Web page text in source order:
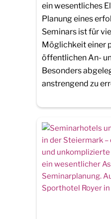
ein wesentliches
Planung eines
Seminars ist für
Möglichkeit einer
öffentlichen An-
Besonders
anstrengend zu